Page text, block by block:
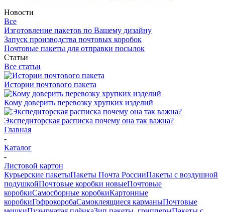
Новости
Все
Изготовление пакетов по Вашему дизайну
Запуск производства почтовых коробок
Почтовые пакеты для отправки посылок
Статьи
Все статьи
Истории почтового пакета
Кому доверить перевозку хрупких изделий
Экспедиторская расписка почему она так важна?
Главная
-
Каталог
-
Листовой картон
Курьерские пакетыПакеты Почта РоссииПакеты с воздушной
подушкойПочтовые коробки новыеПочтовые
коробкиСамосборные коробкиКартонные
коробкиГофрокоробаСамоклеящиеся карманыПочтовые